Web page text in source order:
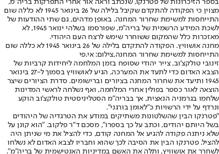
בספר הזיכרונות של פטרנקו, שנכתב וראה אור אחרי התפרקות בריה"מ,
מצוין כי הפקודה להתקדם שקיבל בלילה של 26 בינואר 1945 לא כללה שום
התייחסות למשימת שחרור המחנה. באופן מדהים, גם שתי ההודעות של
לשכת המידע הרשמית של בריה"מ, שפורסמו בשלהי ינואר 1945, לא
מאזכרות כלל שהמקום ששוחרר שימש לרצח העם היהודי.
מחנה אושוויץ. הפקודה להתקדם בלילה של 26 בינואר 1945 לא כללה שום
התייחסות למשימת שחרור המחנה,צילום: אי.פי
זינובי טולקצ'וב, צייר יהודי שסופח בזמן המלחמה ליחידות קרביות של
הצבא האדום כדי לתעד את המערכה, הגיע לאושוויץ בסמוך ל-27 בינואר
1945 ותיעד את שחרור המחנה בציורים וברישומים. סדרת הציורים שיצר
הוצאה לאור כספר בפולין אחרי המלחמה, ואף נשלחה לראשי המדינות
שלחמו בגרמניה הנאצית, אך בבריה"מ הסטליניסטית טולקצ'וב הוקע
ונרדף על ידי הרשויות כ"לאומן בורגני".
"פטרנקו הבין שהשלטונות משתיקים במודע את הטרגדיה של היהודים
בשל היותם יהודים, וכתב על כך בספרו", מסכם ד"ר פלקוב. "הוא קונן על
שלא ניתנה פקודה להגיע אל המחנה קודם, כדי להציל את מי שניתן היה
להציל. פטרנקו הבין את הסיבה לכך שהוא וחבריו לצבא האדום לא נשלחו
לשחרר את אושוויץ, ותלה את האשם במדיניות האנטישמית של בריה"מ".